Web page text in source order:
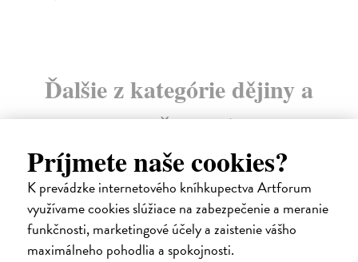
Príjmete naše cookies?
K prevádzke internetového kníhkupectva Artforum
využívame cookies slúžiace na zabezpečenie a meranie
funkčnosti, marketingové účely a zaistenie vášho
maximálneho pohodlia a spokojnosti.
Ďalšie z kategórie dějiny a
současnost